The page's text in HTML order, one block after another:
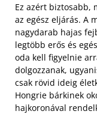
Ez azért biztosabb,
az egész eljárás. A
nagydarab hajas
legtöbb erős és
oda kell figyelnie
dolgozzanak,
csak rövid ideig
Hongrie bárkinek
hajkoronával